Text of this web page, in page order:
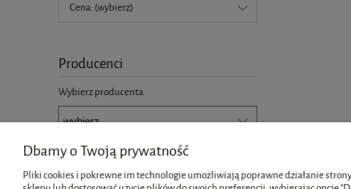
Cena: (wybierz)
Producenci
Wybierz producenta
Dbamy o Twoją prywatność
Pliki cookies i pokrewne im technologie umożliwiają poprawne działanie